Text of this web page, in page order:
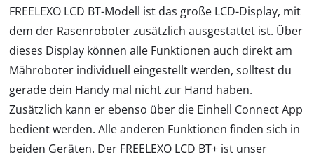
FREELEXO LCD BT-Modell ist das große LCD-Display, mit
dem der Rasenroboter zusätzlich ausgestattet ist. Über
dieses Display können alle Funktionen auch direkt am
Mähroboter individuell eingestellt werden, solltest du
gerade dein Handy mal nicht zur Hand haben.
Zusätzlich kann er ebenso über die Einhell Connect App
bedient werden. Alle anderen Funktionen finden sich in
beiden Geräten. Der FREELEXO LCD BT+ ist unser